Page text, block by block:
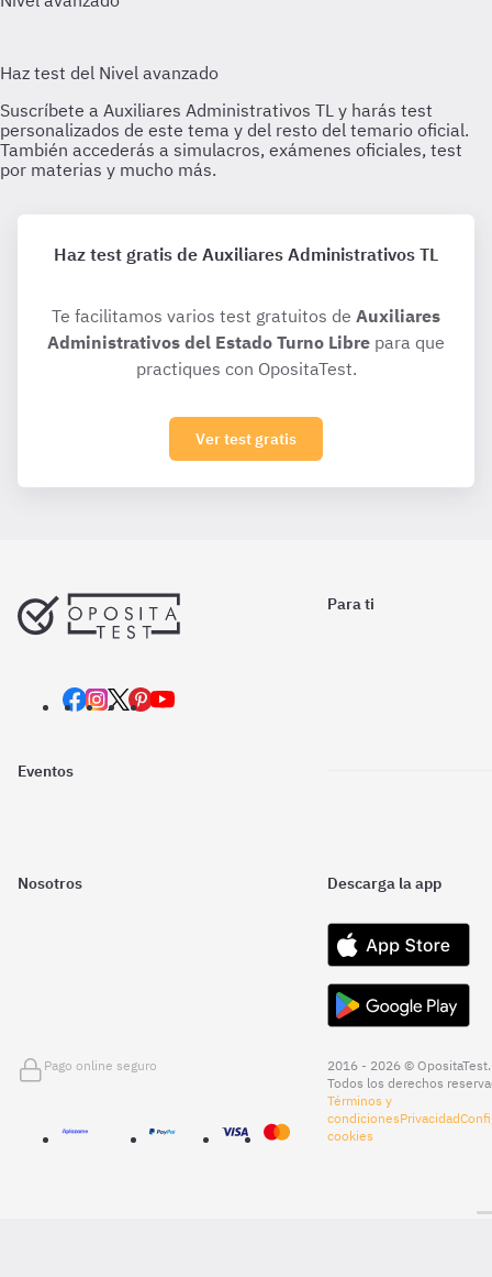
Haz test gratis de Auxiliares Administrativos TL
Te facilitamos varios test gratuitos de Auxiliares
Administrativos del Estado Turno Libre para que
practiques con OpositaTest.
Ver test gratis
Para ti
Eventos
Nosotros Descarga la app
Pago online seguro
2016 - 2026 © OpositaTest.
Todos los derechos
Términos y
condicionesPrivacidad
cookies